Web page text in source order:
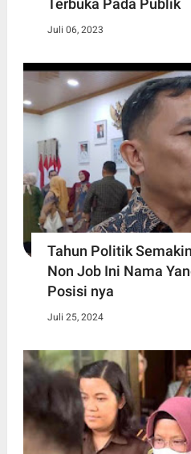
Terbuka Pada Publik
Juli 06, 2023
Tahun Politik
Non Job Ini Nama
Posisi nya
Juli 25, 2024